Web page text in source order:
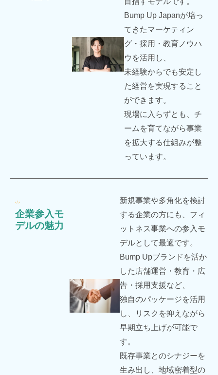
Bump Up Japanが培っ
てきたマーケティン
グ・採用・教育ノウハ
ウを活用し、
未経験からでも安定し
た経営を実現すること
ができます。
現場に入らずとも、チ
ームを育てながら事業
を拡大する仕組みが整
っています。
企業参入モ
デルの魅力
新規事業や多角化を検討
する企業の方にも、フィ
ットネス事業への参入モ
デルとして最適です。
Bump Upブランドを活か
した店舗運営・教育・広
告・採用支援など、
独自のパッケージを活用
し、リスクを抑えながら
早期立ち上げが可能で
す。
既存事業とのシナジーを
生み出し、地域密着型の